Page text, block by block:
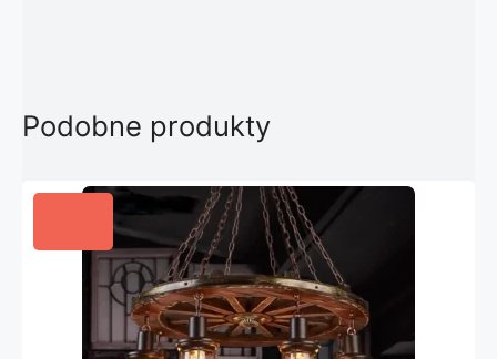
Podobne produkty